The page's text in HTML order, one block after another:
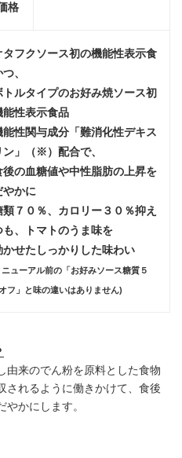
格
タフクソース初の機能性表示食
、
ルタイプのお好み焼ソース初
能性表示食品
能性関与成分「難消化性デキス
ン」（※）配合で、
の血糖値や中性脂肪の上昇を
やかに
類７０％、カロリー３０％抑え
、
トマトのうま味を
せたしっかりした味わい
ューアル前の「お好みソース糖質５
フ」と味の違いはありません)
由来のでん粉を原料とした食物
されるように働きかけて、食後
かにします。